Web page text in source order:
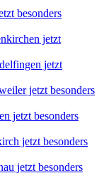
besonders
jetzt
jetzt
jetzt besonders
jetzt besonders
jetzt besonders
jetzt besonders